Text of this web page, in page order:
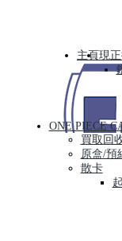
主頁現
ONE PIECE
買取回
原盒/預
散卡